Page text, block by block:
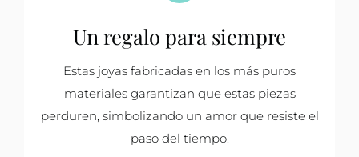
Un regalo para siempre
Estas joyas fabricadas en los más puros
materiales garantizan que estas piezas
perduren, simbolizando un amor que resiste el
paso del tiempo.